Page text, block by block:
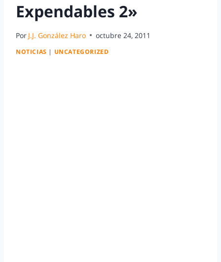
Expendables 2»
Por J.J. González Haro octubre 24, 2011
NOTICIAS | UNCATEGORIZED